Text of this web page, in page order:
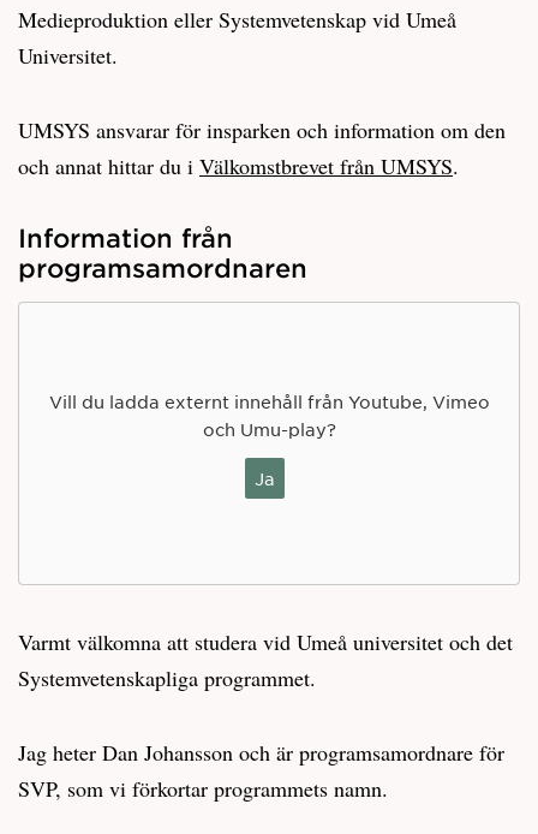
Medieproduktion eller Systemvetenskap vid Umeå
Universitet.
UMSYS ansvarar för insparken och information om den
och annat hittar du i Välkomstbrevet från UMSYS.
Information från
programsamordnaren
Vill du ladda externt innehåll från Youtube, Vimeo
och Umu-play?
Ja
Varmt välkomna att studera vid Umeå universitet och det
Systemvetenskapliga programmet.
Jag heter Dan Johansson och är programsamordnare för
SVP, som vi förkortar programmets namn.